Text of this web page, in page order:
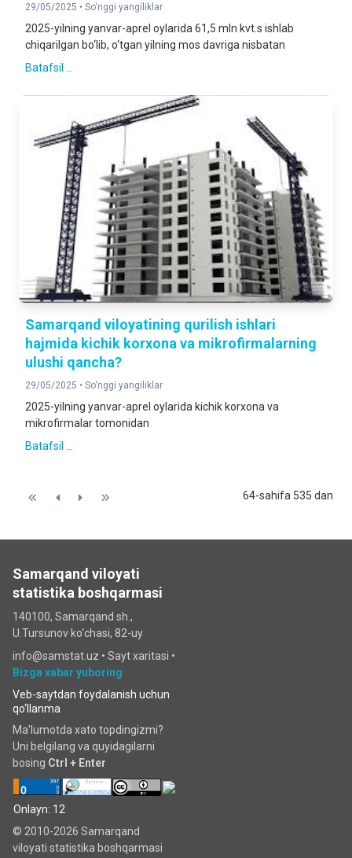
29/05/2025 • So‘nggi yangiliklar
2025-yilning yanvar-aprel oylarida 61,5 mln kvt.s ishlab
chiqarilgan bo‘lib, o‘tgan yilning mos davriga nisbatan
Batafsil ...
Samarqand viloyatining qurilish ishlari
hajmida kichik korxona va mikrofirmalarning
ulushi qancha?
29/05/2025 • So‘nggi yangiliklar
2025-yilning yanvar-aprel oylarida kichik korxona va
mikrofirmalar tomonidan
Batafsil ...
64-sahifa 535 dan
Samarqand viloyati
statistika boshqarmasi
140100, Samarqand sh.,
U.Tursunov ko‘chаsi, 82-uy
info@samstat.uz • Sayt xaritasi •
Bizga xabar yuboring
Veb-saytdan foydalanish uchun
qo‘llanma
Ma'lumotda xato topdingizmi?
Uni belgilang va quyidagilarni
bosing Ctrl + Enter
Onlayn: 12
© 2010-2026 Samarqand
viloyati statistika boshqarmasi